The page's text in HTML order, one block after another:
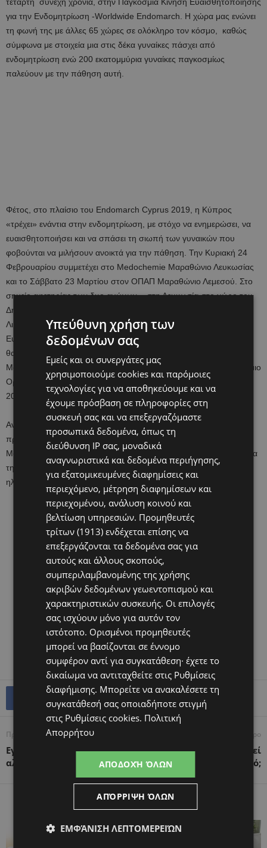
για την Ενδομητρίωση -Worldwide Endomarch. Η χώρα μας ενώνει
τη φωνή της με άλλες 65 χώρες σε ολόκληρο τον κόσμο, καθώς
σύμφωνα με στοιχεία μια στις δέκα γυναίκες πάσχει από
ενδομητρίωση ενώ 200 εκατομμύρια γυναίκες παγκοσμίως
παλεύουν με την πάθηση αυτή.
Φέτος, στο πλαίσιο του Endomarch Cyprus 2019, η Κύπρος
«τρέχει» ενάντια στην ενδομητρίωση, με στόχο να ενημερώσει, να
ευαισθητοποιήσει και να σπάσει τη σιωπή των γυναικών που
φοβούνται να μιλήσουν ανοικτά για την πάθηση. Την Κυριακή 24
Φεβρουαρίου συμμετέχει στο Medochemie Μαραθώνιο Λευκωσίας
και το Σάββατο 23 Μαρτίου στον ΟΠΑΠ Μαραθώνιο Λεμεσού. Στο
σημείο αφετηρίας των δυο αγώνων – στη Λευκωσία στο χώρο του
Δημαρχείου Στροβόλου και στη Λεμεσό στην πλατεία του Παλιού
Λιμανιού – θα διεξάγεται Εκστρατεία Ενημέρωσης και
Ευαισθητοποίησης, θα διανέμεται διαφωτιστικό υλικό και το κοινό
θα έχει την ευκαιρία να συνομιλήσει με τον Δρα Ανδρέα Σταυρούλη
Μαιευτήρα – Γυναικολόγο, ο οποίος έχει ορισθεί από τον Παγκόσμιο
Οργανισμό ως Πρόεδρος της Εκστρατείας EndoMarch Cyprus
2019.
Ανάμεσα στις δράσεις που έχει αναλάβει η Κύπρος,
πραγματοποιείται και online campaign μέσω των Social
Media,
Instagram
όπου αναρτώνται πληροφορίες για
την ενδομητρίωση, η οποία ταλαιπωρεί γυναίκες αναπαραγωγικής
ηλικίας και ενοχοποιείται για προβλήματα υπογονιμότητας.
Προηγούμενο άρθρο
Εγκυμοσύνη – Μύθοι και
αλήθειες
Επόμενο άρθρο
Πότε και πως επικοινωνεί
ένα μωρό;
ΠΕΡΙΣΣΟΤΕΡΑ ΑΠΟ ΤΟΝ ΔΗΜΙΟΥΡΓΟ
Υπεύθυνη χρήση των
δεδομένων σας
Εμείς και οι συνεργάτες μας
χρησιμοποιούμε cookies και παρόμοιες
τεχνολογίες για να αποθηκεύουμε και να
έχουμε πρόσβαση σε πληροφορίες στη
συσκευή σας και να επεξεργαζόμαστε
προσωπικά δεδομένα, όπως τη
διεύθυνση IP σας, μοναδικά
αναγνωριστικά και δεδομένα περιήγησης,
για εξατομικευμένες διαφημίσεις και
περιεχόμενο, μέτρηση διαφημίσεων και
περιεχομένου, ανάλυση κοινού και
βελτίωση υπηρεσιών. Προμηθευτές
τρίτων (1913) ενδέχεται επίσης να
επεξεργάζονται τα δεδομένα σας για
αυτούς και άλλους σκοπούς,
συμπεριλαμβανομένης της χρήσης
ακριβών δεδομένων γεωεντοπισμού και
χαρακτηριστικών συσκευής. Οι επιλογές
σας ισχύουν μόνο για αυτόν τον
ιστότοπο. Ορισμένοι προμηθευτές
μπορεί να βασίζονται σε έννομο
συμφέρον αντί για συγκατάθεση· έχετε το
δικαίωμα να αντιταχθείτε στις Ρυθμίσεις
διαφήμισης. Μπορείτε να ανακαλέσετε τη
συγκατάθεσή σας οποιαδήποτε στιγμή
στις Ρυθμίσεις cookies. Πολιτική
Απορρήτου
ΑΠΟΔΟΧΉ ΌΛΩΝ
ΑΠΌΡΡΙΨΗ ΌΛΩΝ
ΕΜΦΆΝΙΣΗ ΛΕΠΤΟΜΕΡΕΙΏΝ